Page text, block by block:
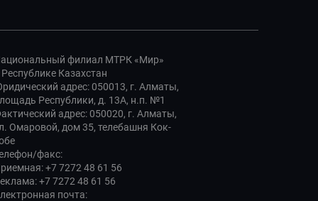
филиал МТРК «Мир»
Республике Казахстан
адрес: 050013, г. Алматы,
Республики, д. 13А, н.п. №1
адрес: 050020, г. Алматы,
Омаровой, дом 35, телебашня Кок-
факс:
+7 7272 48 61 56
+7 7272 48 61 56
почта: